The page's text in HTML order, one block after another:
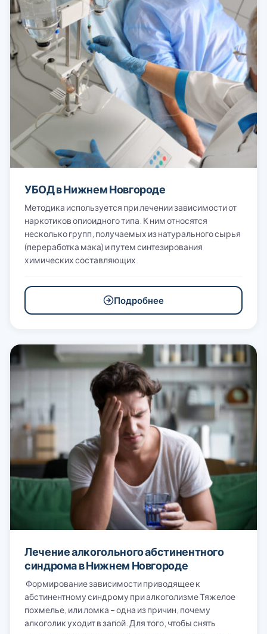
УБОД в Нижнем Новгороде
Методика используется при лечении зависимости от
наркотиков опиоидного типа. К ним относятся
несколько групп, получаемых из натурального сырья
(переработка мака) и путем синтезирования
химических составляющих
Подробнее
Лечение алкогольного абстинентного
синдрома в Нижнем Новгороде
Формирование зависимости приводящее к
абстинентному синдрому при алкоголизме Тяжелое
похмелье, или ломка – одна из причин, почему
алкоголик уходит в запой. Для того, чтобы снять